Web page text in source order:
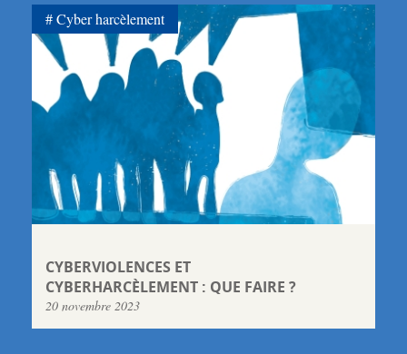
CYBERVIOLENCES ET
CYBERHARCÈLEMENT : QUE FAIRE ?
20 novembre 2023
Cyber harcèlement